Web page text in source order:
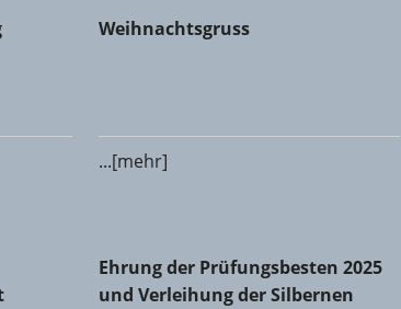
Weihnachtsgruss
Weihnachtsgruss
...[mehr]
gewählt
Ehrung der Prüfungsbesten 2025
Meisterbriefe der
Ehrung der Prüfungsbesten 2025
und Verleihung der Silbernen